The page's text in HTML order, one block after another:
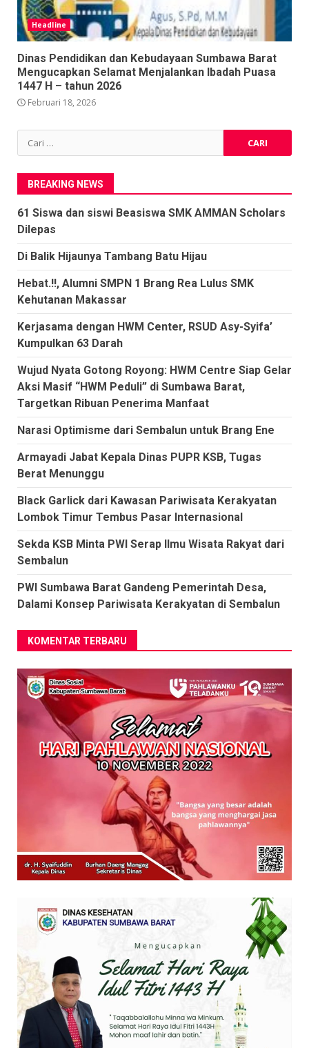
Headline
Dinas Pendidikan dan Kebudayaan Sumbawa Barat
Mengucapkan Selamat Menjalankan Ibadah Puasa
1447 H – tahun 2026
Februari 18, 2026
Cari
untuk:
BREAKING NEWS
61 Siswa dan siswi Beasiswa SMK AMMAN Scholars
Dilepas
Di Balik Hijaunya Tambang Batu Hijau
Hebat.!!, Alumni SMPN 1 Brang Rea Lulus SMK
Kehutanan Makassar
Kerjasama dengan HWM Center, RSUD Asy-Syifa’
Kumpulkan 63 Darah
Wujud Nyata Gotong Royong: HWM Centre Siap Gelar
Aksi Masif “HWM Peduli” di Sumbawa Barat,
Targetkan Ribuan Penerima Manfaat
Narasi Optimisme dari Sembalun untuk Brang Ene
Armayadi Jabat Kepala Dinas PUPR KSB, Tugas
Berat Menunggu
Black Garlick dari Kawasan Pariwisata Kerakyatan
Lombok Timur Tembus Pasar Internasional
Sekda KSB Minta PWI Serap Ilmu Wisata Rakyat dari
Sembalun
PWI Sumbawa Barat Gandeng Pemerintah Desa,
Dalami Konsep Pariwisata Kerakyatan di Sembalun
KOMENTAR TERBARU